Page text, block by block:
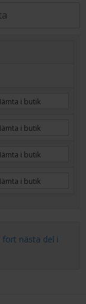
i butik
i butik
i butik
i butik
nästa del i